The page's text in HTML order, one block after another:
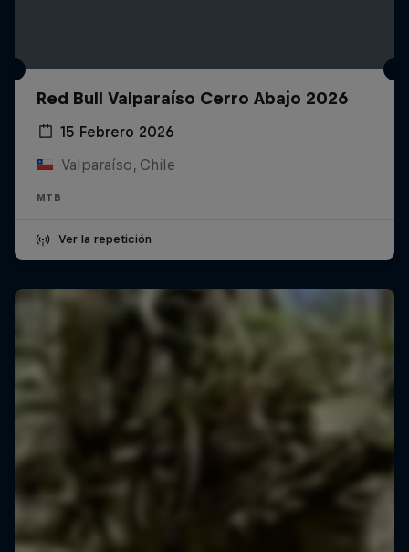
Red Bull Valparaíso Cerro Abajo 2026
15 Febrero 2026
Valparaíso, Chile
MTB
Ver la repetición